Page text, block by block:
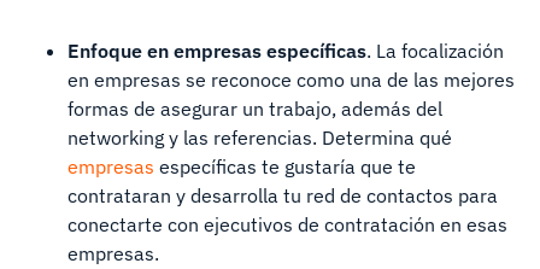
Enfoque en empresas específicas. La focalización
en empresas se reconoce como una de las mejores
formas de asegurar un trabajo, además del
networking y las referencias. Determina qué
empresas específicas te gustaría que te
contrataran y desarrolla tu red de contactos para
conectarte con ejecutivos de contratación en esas
empresas.